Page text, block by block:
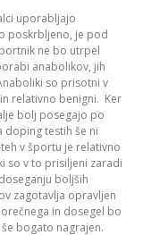
uporabljajo
poskrbljeno, je pod
ne bo utrpel
anabolikov, jih
so prisotni v
relativno benigni. Ker
bolj posegajo po
doping testih še ni
v športu je relativno
so v to prisiljeni zaradi
boljših
zagotavlja opravljen
in dosegel bo
bogato nagrajen.